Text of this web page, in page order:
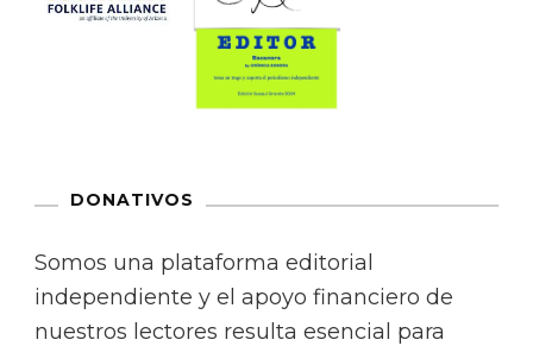
DONATIVOS
Somos una plataforma editorial
independiente y el apoyo financiero de
nuestros lectores resulta esencial para